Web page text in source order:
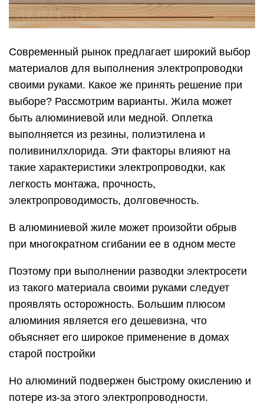
Современный рынок предлагает широкий выбор
материалов для выполнения электропроводки
своими руками. Какое же принять решение при
выборе? Рассмотрим варианты. Жила может
быть алюминиевой или медной. Оплетка
выполняется из резины, полиэтилена и
поливинилхлорида. Эти факторы влияют на
такие характеристики электропроводки, как
легкость монтажа, прочность,
электропроводимость, долговечность.
В алюминиевой жиле может произойти обрыв
при многократном сгибании ее в одном месте
Поэтому при выполнении разводки электросети
из такого материала своими руками следует
проявлять осторожность. Большим плюсом
алюминия является его дешевизна, что
объясняет его широкое применение в домах
старой постройки
Но алюминий подвержен быстрому окислению и
потере из-за этого электропроводности.